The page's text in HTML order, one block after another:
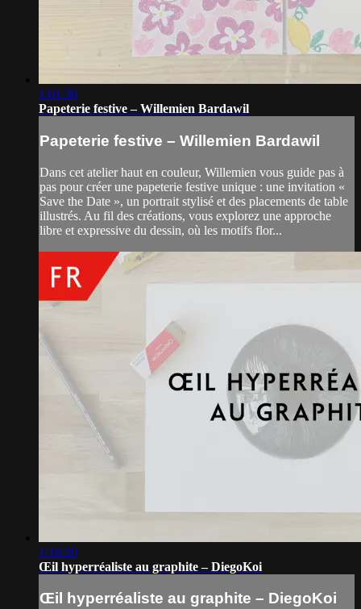
1:01:36
Papeterie festive – Willemien Bardawil
Papeterie festive – Willemien Bardawil
Dans cet atelier haut en couleur, Willemien vous guide pas à
pas pour créer une papeterie festive unique : une invitation «
Save the Date », un portrait stylisé et des placements de table
illustrés. Au fil des créations, vous explorez une approche
libre et expressive du dessin, où les motifs flor...
1:16:20
Œil hyperréaliste au graphite – DiegoKoi
Œil hyperréaliste au graphite – DiegoKoi